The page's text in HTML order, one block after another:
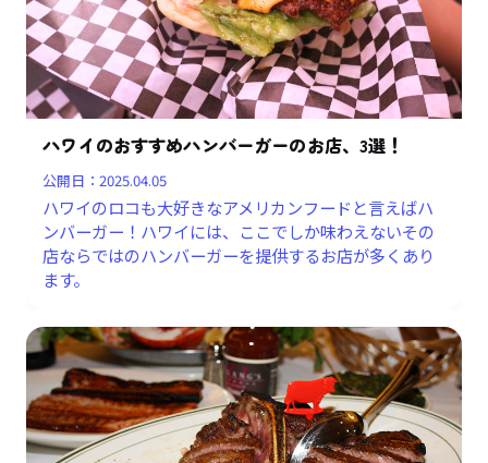
ハワイのおすすめハンバーガーのお店、3選！
公開日：2025.04.05
ハワイのロコも大好きなアメリカンフードと言えばハ
ンバーガー！ハワイには、ここでしか味わえないその
店ならではのハンバーガーを提供するお店が多くあり
ます。